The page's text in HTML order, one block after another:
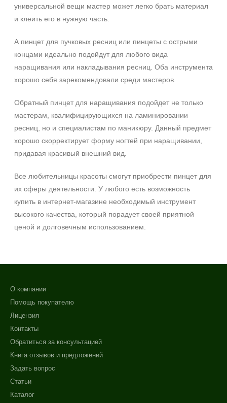
универсальной вещи мастер может легко брать материал
и клеить его в нужную часть.
А пинцет для пучковых ресниц или пинцеты с острыми
концами идеально подойдут для любого вида
наращивания или накладывания ресниц. Оба инструмента
хорошо себя зарекомендовали среди мастеров.
Обратный пинцет для наращивания подойдет не только
мастерам, квалифицирующихся на ламинировании
ресниц, но и специалистам по маникюру. Данный предмет
хорошо скорректирует форму ногтей при наращивании,
придавая красивый внешний вид.
Все любительницы красоты смогут приобрести пинцет для
их сферы деятельности. У любого есть возможность
купить в интернет-магазине необходимый инструмент
высокого качества, который порадует своей приятной
ценой и долговечным использованием.
О компании
Помощь покупателю
Лицензия
Контакты
Обратиться за консультацией
Книга отзывов и предложений
Задать вопрос
Статьи
Каталог